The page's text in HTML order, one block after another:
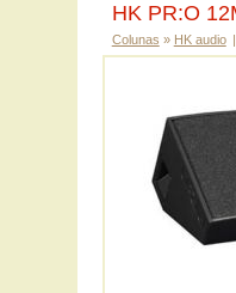
HK PR:O
Colunas » HK audio |